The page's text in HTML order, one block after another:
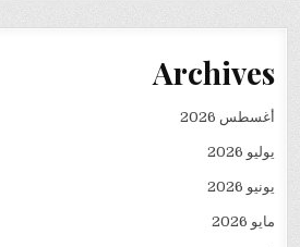
Archives
أغسطس 2026
يوليو 2026
يونيو 2026
مايو 2026